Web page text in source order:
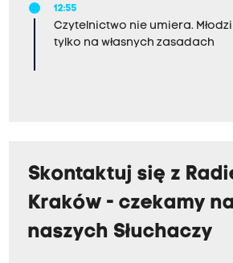
12:55
Czytelnictwo nie umiera.
tylko na własnych zasadach
Skontaktuj się z
Kraków - czekamy
naszych Słuchaczy